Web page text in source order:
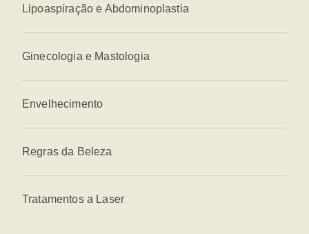
Lipoaspiração e Abdominoplastia
Ginecologia e Mastologia
Envelhecimento
Regras da Beleza
Tratamentos a Laser